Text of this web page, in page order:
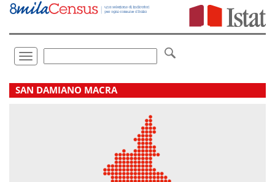
Vai
direttamente
Toggle
navigation
.
SAN DAMIANO MACRA